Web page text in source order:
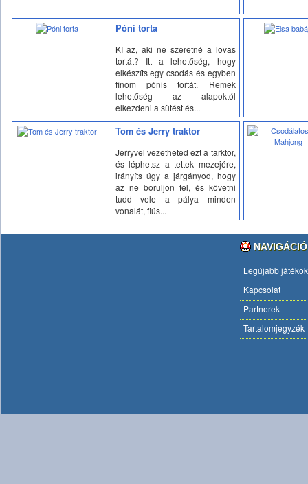
Póni torta
KI az, aki ne szeretné a lovas
tortát? Itt a lehetőség, hogy
elkészíts egy csodás és egyben
finom pónis tortát. Remek
lehetőség az alapoktól
elkezdeni a sütést és...
Tom és Jerry traktor
Jerryvel vezetheted ezt a tarktor,
és léphetsz a tettek mezejére,
irányíts úgy a járgányod, hogy
az ne boruljon fel, és követni
tudd vele a pálya minden
vonalát, fiús...
Legújabb játékok
Kapcsolat
Partnerek
Tartalomjegyzék